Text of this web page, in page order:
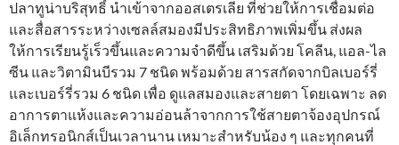
ปลาทูน่าบริสุทธิ์ นำเข้าจากออสเตรเลีย ที่ช่วยให้การเชื่อมต่อ
และสื่อสารระหว่างเซลล์สมองมีประสิทธิภาพเพิ่มขึ้น ส่งผล
ให้การเรียนรู้เร็วขึ้นและความจำดีขึ้น เสริมด้วย โคลีน, แอล-ไล
ซีน และวิตามินบีรวม 7 ชนิด พร้อมด้วย สารสกัดจากบิลเบอร์รี่
และเบอร์รี่รวม 6 ชนิด เพื่อ ดูแลสมองและสายตา โดยเฉพาะ ลด
อาการตาแห้งและความอ่อนล้าจากการใช้สายตาจ้องอุปกรณ์
อิเล็กทรอนิกส์เป็นเวลานาน เหมาะสำหรับน้อง ๆ และทุกคนที่